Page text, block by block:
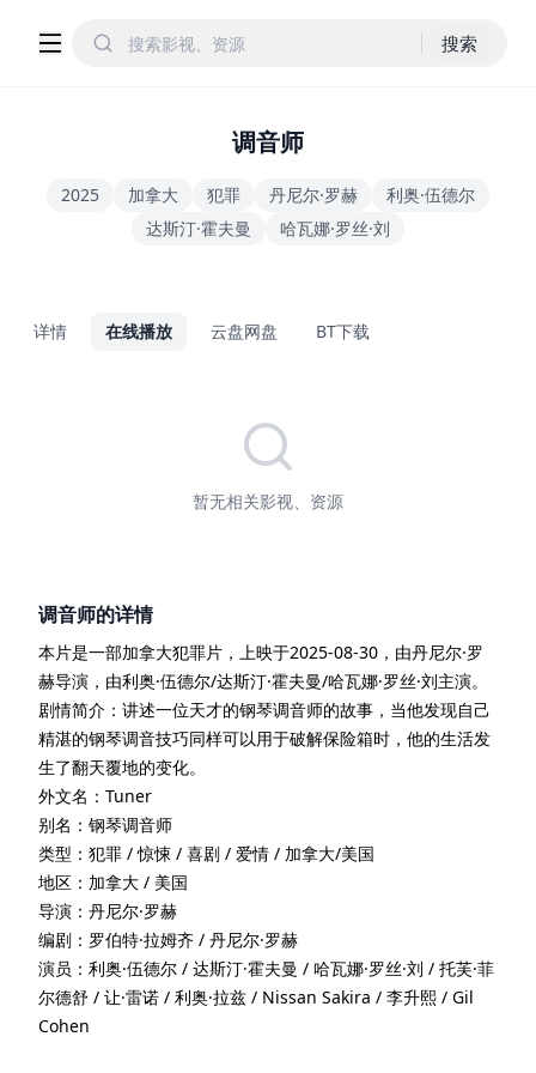
搜索
调音师
2025 加拿大 犯罪 丹尼尔·罗赫
利奥·伍德尔
达斯汀·霍夫曼
哈瓦娜·罗丝·刘
详情 在线播放 云盘网盘 BT下载
暂无相关影视、资源
调音师的详情
本片是一部加拿大犯罪片 ，上映于2025-08-30 ，由丹尼尔·罗
赫导演 ，由利奥·伍德尔/达斯汀·霍夫曼/哈瓦娜·罗丝·刘主演。
剧情简介： 讲述一位天才的钢琴调音师的故事，当他发现自己
精湛的钢琴调音技巧同样可以用于破解保险箱时，他的生活发
生了翻天覆地的变化。
外文名： Tuner
别名： 钢琴调音师
类型： 犯罪 / 惊悚 / 喜剧 / 爱情 / 加拿大/美国
地区： 加拿大 / 美国
导演： 丹尼尔·罗赫
编剧： 罗伯特·拉姆齐 / 丹尼尔·罗赫
演员： 利奥·伍德尔 / 达斯汀·霍夫曼 / 哈瓦娜·罗丝·刘 / 托芙·菲
尔德舒 / 让·雷诺 / 利奥·拉兹 / Nissan Sakira / 李升熙 / Gil
Cohen